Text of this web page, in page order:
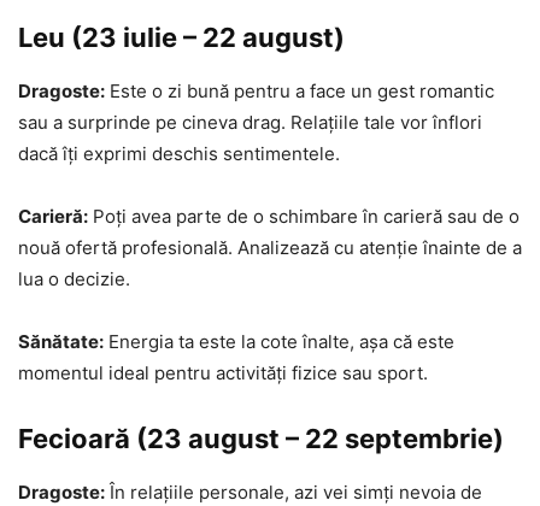
Leu (23 iulie – 22 august)
Dragoste: Este o zi bună pentru a face un gest romantic
sau a surprinde pe cineva drag. Relațiile tale vor înflori
dacă îți exprimi deschis sentimentele.
Carieră: Poți avea parte de o schimbare în carieră sau de o
nouă ofertă profesională. Analizează cu atenție înainte de a
lua o decizie.
Sănătate: Energia ta este la cote înalte, așa că este
momentul ideal pentru activități fizice sau sport.
Fecioară (23 august – 22 septembrie)
Dragoste: În relațiile personale, azi vei simți nevoia de